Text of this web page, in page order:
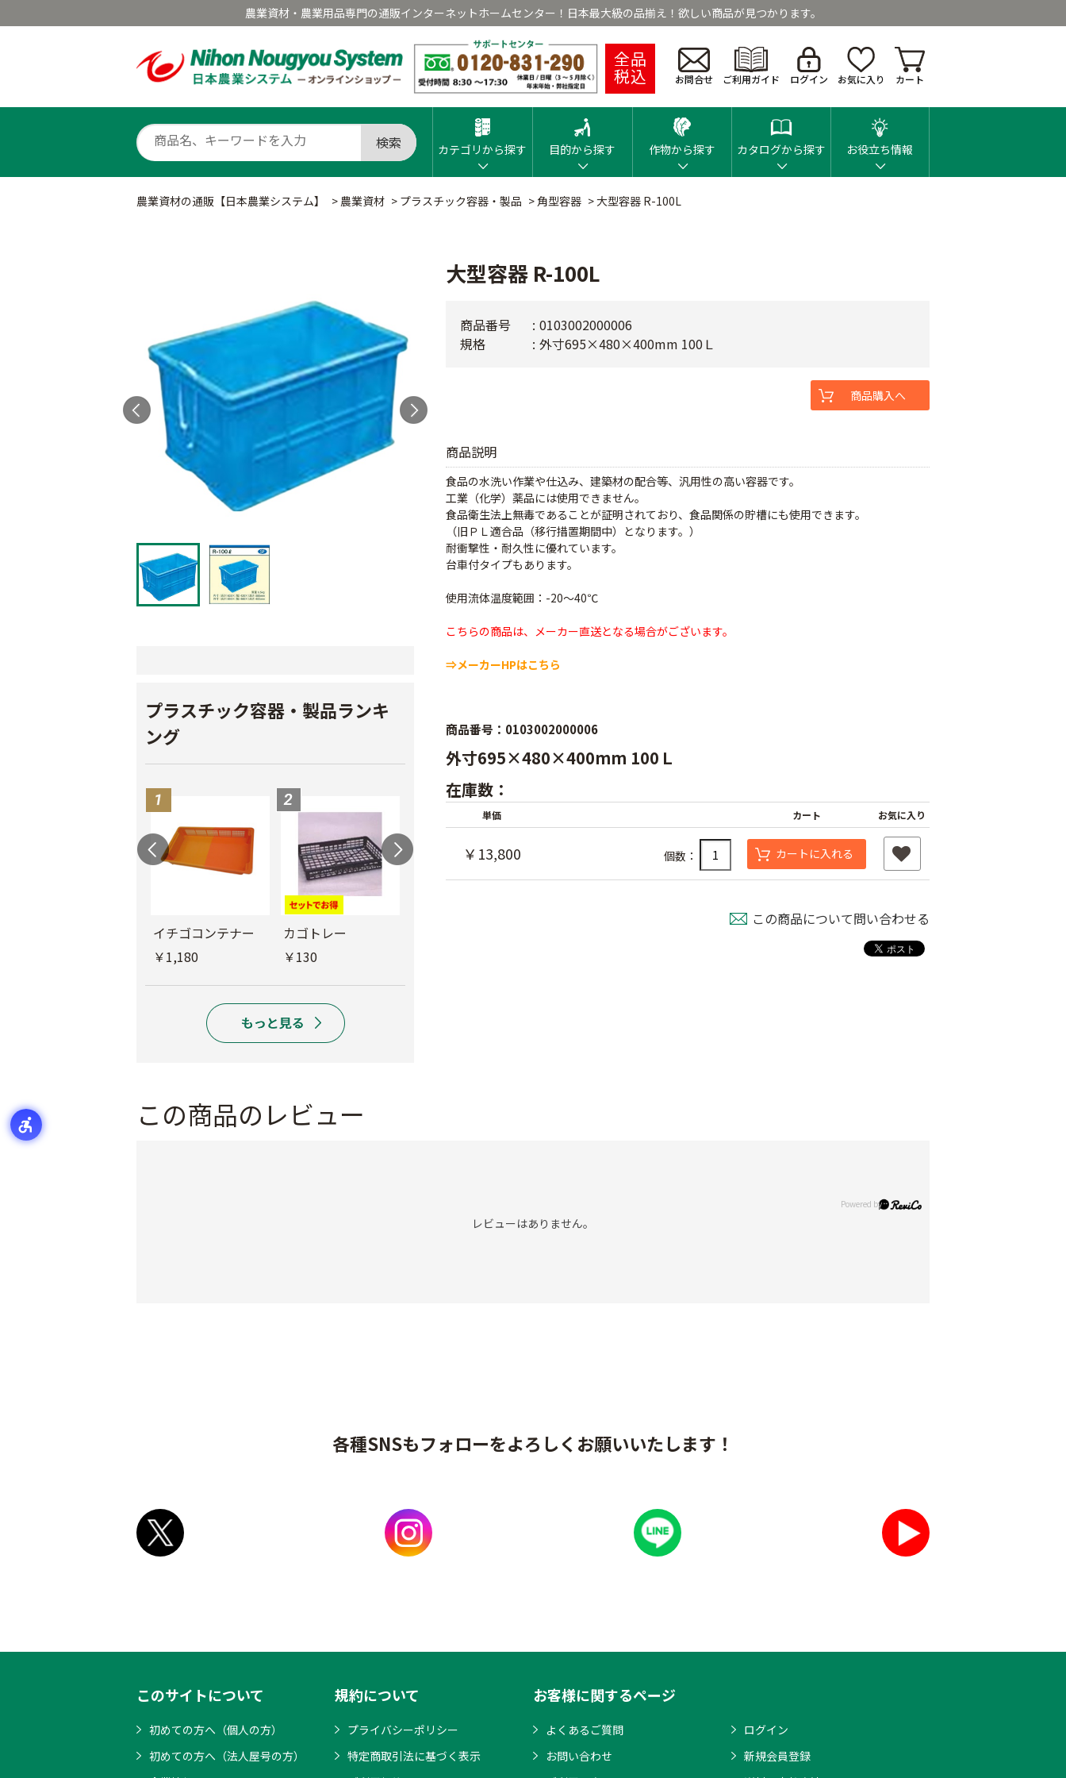
農業資材・農業用品専門の通販インターネットホームセンター！日本最大級の品揃え！欲しい商品が見つかります。
全品
税込 お問合せ ご利用ガイド ログイン お気に入り カート
検索 カテゴリから探す 目的から探す 作物から探す カタログから探す お役立ち情報
農業資材の通販【日本農業システム】 > 農業資材 > プラスチック容器・製品 > 角型容器 >大型容器 R-100L
プラスチック容器・製品ランキ
ング
イチゴコンテナー
￥1,180
カゴトレー
￥130
大型容器 R-100L
商品説明
食品の水洗い作業や仕込み、建築材の配合等、汎用性の高い容器です。
工業（化学）薬品には使用できません。
食品衛生法上無毒であることが証明されており、食品関係の貯槽にも使用できます。
（旧ＰＬ適合品（移行措置期間中）となります。）
耐衝撃性・耐久性に優れています。
台車付タイプもあります。
使用流体温度範囲：-20～40℃
こちらの商品は、メーカー直送となる場合がございます。
⇒メーカーHPはこちら
商品番号
0103002000006
規格
外寸695×480×400mm 100Ｌ
商品購入へ
商品番号：0103002000006
外寸695×480×400mm 100Ｌ
在庫数：
単価 カート お気に入り
￥13,800 個数： カートに入れる
この商品について問い合わせる
この商品のレビュー
レビューはありません。
各種SNSもフォローをよろしくお願いいたします！
このサイトについて
初めての方へ（個人の方）
初めての方へ（法人屋号の方）
規約について
プライバシーポリシー
特定商取引法に基づく表示
お客様に関するページ
よくあるご質問
お問い合わせ
ログイン
新規会員登録